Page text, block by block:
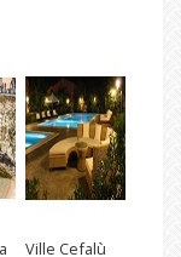
Ville Cefalù